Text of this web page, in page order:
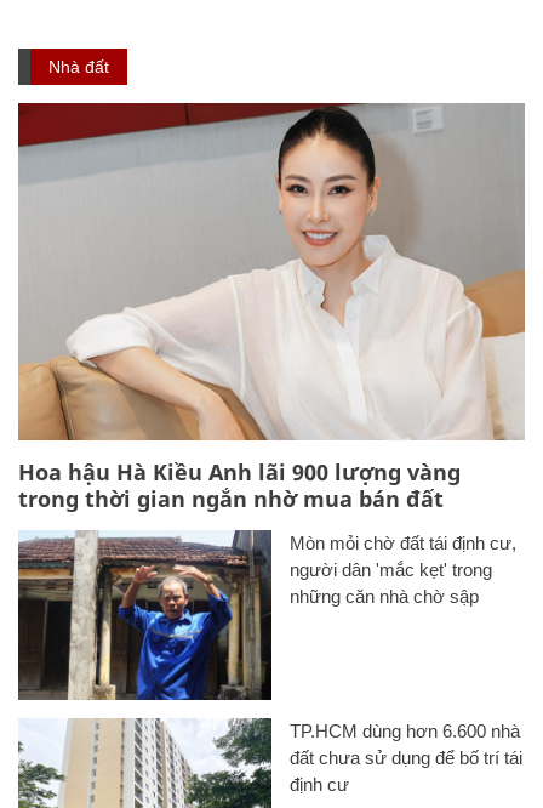
Nhà đất
Hoa hậu Hà Kiều Anh lãi 900 lượng vàng
trong thời gian ngắn nhờ mua bán đất
Mòn mỏi chờ đất tái định cư,
người dân 'mắc kẹt' trong
những căn nhà chờ sập
TP.HCM dùng hơn 6.600 nhà
đất chưa sử dụng để bố trí tái
định cư